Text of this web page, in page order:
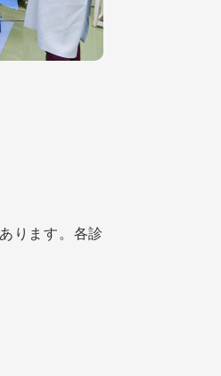
ります。各診